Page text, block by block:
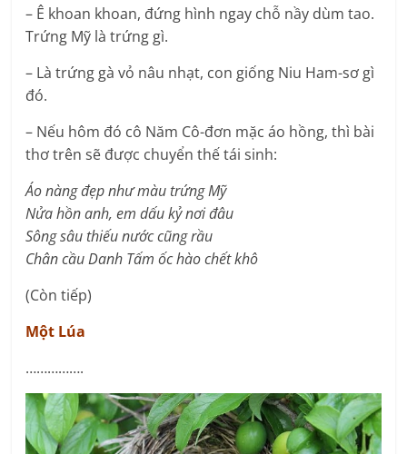
– Ê khoan khoan, đứng hình ngay chỗ nầy dùm tao.
Trứng Mỹ là trứng gì.
– Là trứng gà vỏ nâu nhạt, con giống Niu Ham-sơ gì
đó.
– Nếu hôm đó cô Năm Cô-đơn mặc áo hồng, thì bài
thơ trên sẽ được chuyển thế tái sinh:
Áo nàng đẹp như màu trứng Mỹ
Nửa hồn anh, em dấu kỷ nơi đâu
Sông sâu thiếu nước cũng rầu
Chân cầu Danh Tấm ốc hào chết khô
(Còn tiếp)
Một Lúa
…………….